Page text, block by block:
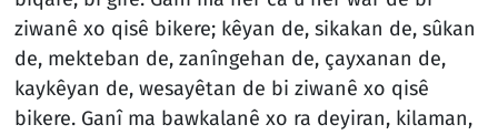
ziwanê xo qisê bikere; kêyan de, sikakan de, sûkan
de, mekteban de, zanîngehan de, çayxanan de,
kaykêyan de, wesayêtan de bi ziwanê xo qisê
bikere. Ganî ma bawkalanê xo ra deyiran, kilaman,